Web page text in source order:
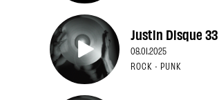
Justin Disque 33
08.01.2025
ROCK · PUNK